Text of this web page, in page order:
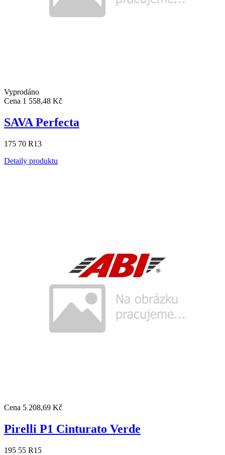
Vyprodáno
Cena 1 558,48 Kč
SAVA Perfecta
175 70 R13
Detaily produktu
Cena 5 208,69 Kč
Pirelli P1 Cinturato Verde
195 55 R15